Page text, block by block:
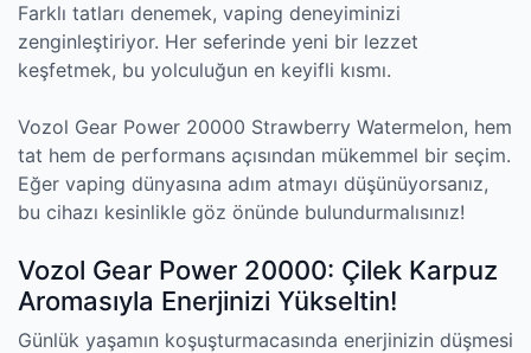
Farklı tatları denemek, vaping deneyiminizi
zenginleştiriyor. Her seferinde yeni bir lezzet
keşfetmek, bu yolculuğun en keyifli kısmı.
Vozol Gear Power 20000 Strawberry Watermelon, hem
tat hem de performans açısından mükemmel bir seçim.
Eğer vaping dünyasına adım atmayı düşünüyorsanız,
bu cihazı kesinlikle göz önünde bulundurmalısınız!
Vozol Gear Power 20000: Çilek Karpuz
Aromasıyla Enerjinizi Yükseltin!
Günlük yaşamın koşuşturmacasında enerjinizin düşmesi